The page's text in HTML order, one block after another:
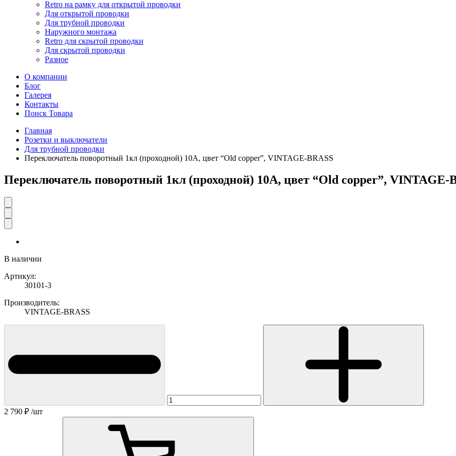
Retro на рамку для открытой проводки
Для открытой проводки
Для трубной проводки
Наружного монтажа
Retro для скрытой проводки
Для скрытой проводки
Разное
О компании
Блог
Галерея
Контакты
Поиск Товара
Главная
Розетки и выключатели
Для трубной проводки
Переключатель поворотный 1кл (проходной) 10А, цвет “Old copper”, VINTAGE-BRASS
Переключатель поворотный 1кл (проходной) 10А, цвет “Old copper”, VINTAGE-
В наличии
Артикул:
30101-3
Производитель:
VINTAGE-BRASS
2 790 ₽ /шт